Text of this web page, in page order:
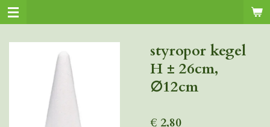
Ga
direct
hoofdinhoud
styropor kegel
H ± 26cm,
∅12cm
€ 2,80